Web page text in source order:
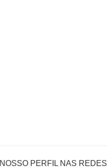
NOSSO PERFIL NAS REDES